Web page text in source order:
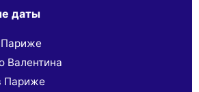
даты
Валентина
Париже